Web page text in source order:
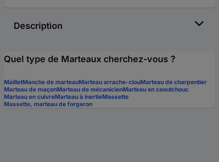
Description
Quel type de Marteaux cherchez-vous ?
MailletManche de marteauMarteau arrache-clouMarteau de charpentier
Marteau de maçonMarteau de mécanicienMarteau en caoutchouc
Marteau en cuivreMarteau à inertieMassette
Massette, marteau de forgeron